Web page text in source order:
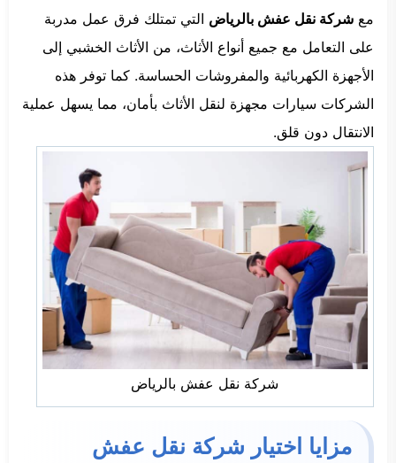
مع شركة نقل عفش بالرياض التي تمتلك فرق عمل مدربة
على التعامل مع جميع أنواع الأثاث، من الأثاث الخشبي إلى
الأجهزة الكهربائية والمفروشات الحساسة. كما توفر هذه
الشركات سيارات مجهزة لنقل الأثاث بأمان، مما يسهل عملية
الانتقال دون قلق.
شركة نقل عفش بالرياض
مزايا اختيار شركة نقل عفش